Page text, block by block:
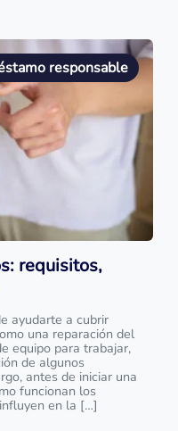
responsable
requisitos,
ayudarte a cubrir
una reparación del
equipo para trabajar,
de algunos
antes de iniciar una
funcionan los
en la […]